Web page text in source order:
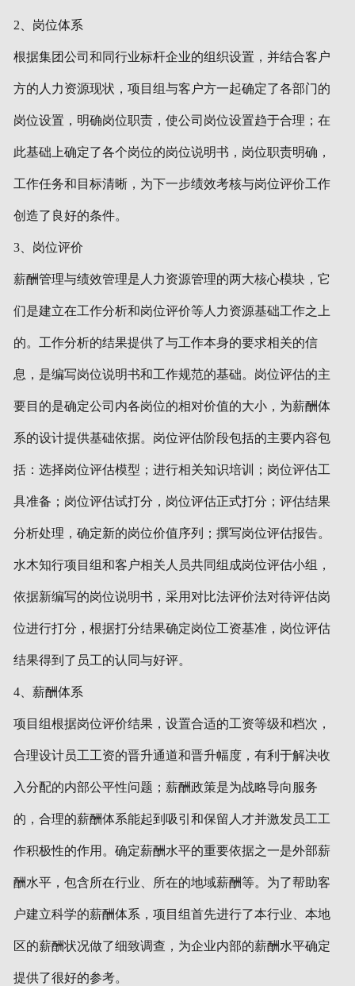
2、岗位体系
根据集团公司和同行业标杆企业的组织设置，并结合客户
方的人力资源现状，项目组与客户方一起确定了各部门的
岗位设置，明确岗位职责，使公司岗位设置趋于合理；在
此基础上确定了各个岗位的岗位说明书，岗位职责明确，
工作任务和目标清晰，为下一步绩效考核与岗位评价工作
创造了良好的条件。
3、岗位评价
薪酬管理与绩效管理是人力资源管理的两大核心模块，它
们是建立在工作分析和岗位评价等人力资源基础工作之上
的。工作分析的结果提供了与工作本身的要求相关的信
息，是编写岗位说明书和工作规范的基础。岗位评估的主
要目的是确定公司内各岗位的相对价值的大小，为薪酬体
系的设计提供基础依据。岗位评估阶段包括的主要内容包
括：选择岗位评估模型；进行相关知识培训；岗位评估工
具准备；岗位评估试打分，岗位评估正式打分；评估结果
分析处理，确定新的岗位价值序列；撰写岗位评估报告。
水木知行项目组和客户相关人员共同组成岗位评估小组，
依据新编写的岗位说明书，采用对比法评价法对待评估岗
位进行打分，根据打分结果确定岗位工资基准，岗位评估
结果得到了员工的认同与好评。
4、薪酬体系
项目组根据岗位评价结果，设置合适的工资等级和档次，
合理设计员工工资的晋升通道和晋升幅度，有利于解决收
入分配的内部公平性问题；薪酬政策是为战略导向服务
的，合理的薪酬体系能起到吸引和保留人才并激发员工工
作积极性的作用。确定薪酬水平的重要依据之一是外部薪
酬水平，包含所在行业、所在的地域薪酬等。为了帮助客
户建立科学的薪酬体系，项目组首先进行了本行业、本地
区的薪酬状况做了细致调查，为企业内部的薪酬水平确定
提供了很好的参考。